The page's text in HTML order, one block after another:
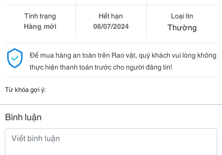
Tình trạng
Hàng mới
Hết hạn
06/07/2024
Loại tin
Thường
Để mua hàng an toàn trên Rao vặt, quý khách vui lòng không
thực hiện thanh toán trước cho người đăng tin!
Từ khóa gợi ý:
Bình luận